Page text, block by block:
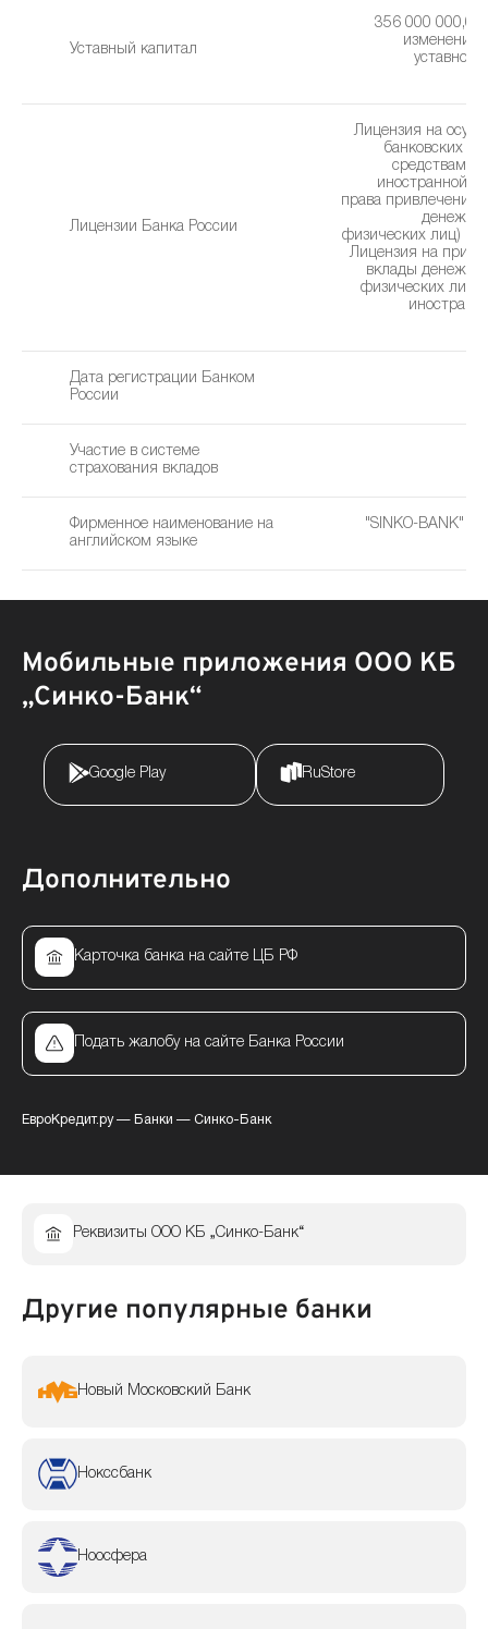
Уставный капитал
356 000 000,00
изменения
уставного
Лицензии Банка России
Лицензия на
банковских
средствами
иностранной
права привлечения
физических лиц)
Лицензия на
вклады
физических лиц
Дата регистрации Банком
России
Участие в системе
страхования вкладов
Фирменное наименование на
английском языке
"SINKO-BANK"
Мобильные приложения ООО КБ
„Синко-Банк“
Google Play RuStore
Дополнительно
Карточка банка на сайте ЦБ РФ
Подать жалобу на сайте Банка России
ЕвроКредит.ру— Банки — Синко-Банк
Реквизиты ООО КБ „Синко-Банк“
Другие популярные банки
Новый Московский Банк
Нокссбанк
Ноосфера